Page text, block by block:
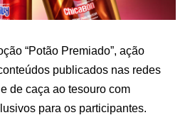
“Potão Premiado”, ação
publicados nas redes
de caça ao tesouro com
para os participantes.